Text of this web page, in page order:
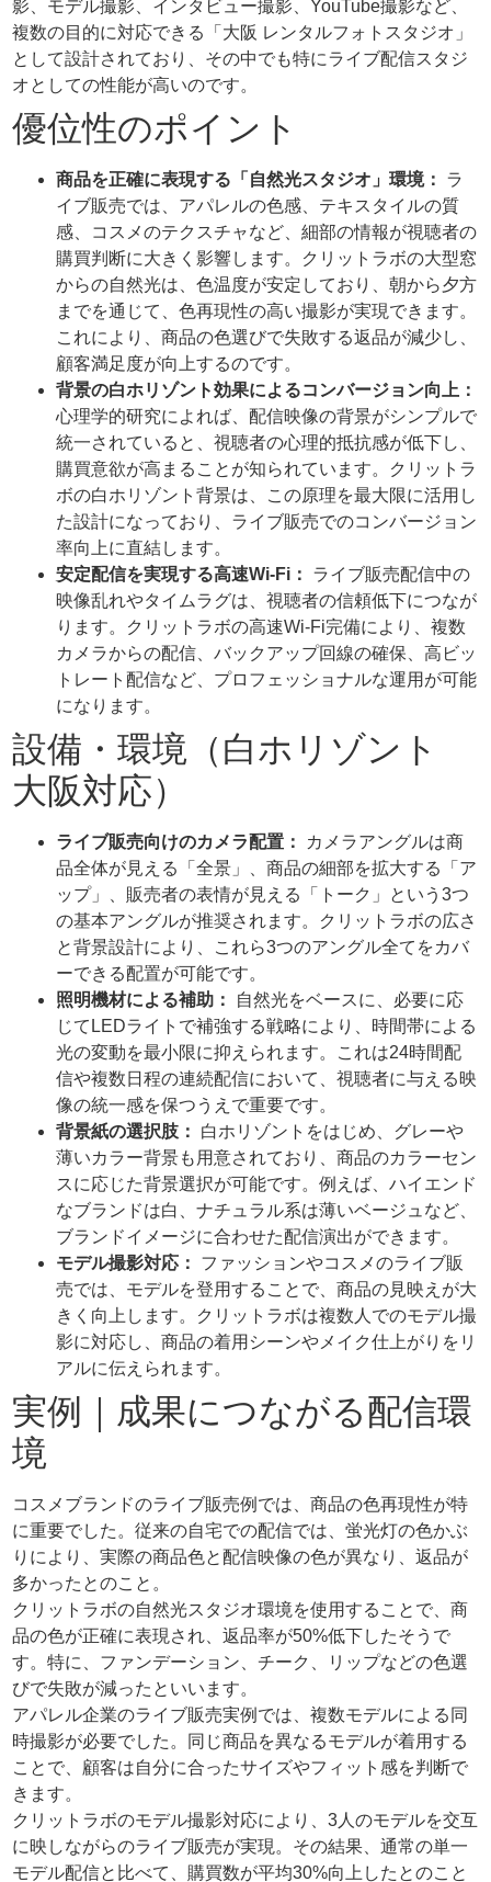
影、モデル撮影、インタビュー撮影、YouTube撮影など、
複数の目的に対応できる「大阪 レンタルフォトスタジオ」
として設計されており、その中でも特にライブ配信スタジ
オとしての性能が高いのです。
優位性のポイント
商品を正確に表現する「自然光スタジオ」環境：
ラ
イブ販売では、アパレルの色感、テキスタイルの質
感、コスメのテクスチャなど、細部の情報が視聴者の
購買判断に大きく影響します。クリットラボの大型窓
からの自然光は、色温度が安定しており、朝から夕方
までを通じて、色再現性の高い撮影が実現できます。
これにより、商品の色選びで失敗する返品が減少し、
顧客満足度が向上するのです。
背景の白ホリゾント効果によるコンバージョン向上：
心理学的研究によれば、配信映像の背景がシンプルで
統一されていると、視聴者の心理的抵抗感が低下し、
購買意欲が高まることが知られています。クリットラ
ボの白ホリゾント背景は、この原理を最大限に活用し
た設計になっており、ライブ販売でのコンバージョン
率向上に直結します。
安定配信を実現する高速Wi-Fi：
ライブ販売配信中の
映像乱れやタイムラグは、視聴者の信頼低下につなが
ります。クリットラボの高速Wi-Fi完備により、複数
カメラからの配信、バックアップ回線の確保、高ビッ
トレート配信など、プロフェッショナルな運用が可能
になります。
設備・環境（白ホリゾント
大阪対応）
ライブ販売向けのカメラ配置：
カメラアングルは商
品全体が見える「全景」、商品の細部を拡大する「ア
ップ」、販売者の表情が見える「トーク」という3つ
の基本アングルが推奨されます。クリットラボの広さ
と背景設計により、これら3つのアングル全てをカバ
ーできる配置が可能です。
照明機材による補助：
自然光をベースに、必要に応
じてLEDライトで補強する戦略により、時間帯による
光の変動を最小限に抑えられます。これは24時間配
信や複数日程の連続配信において、視聴者に与える映
像の統一感を保つうえで重要です。
背景紙の選択肢：
白ホリゾントをはじめ、グレーや
薄いカラー背景も用意されており、商品のカラーセン
スに応じた背景選択が可能です。例えば、ハイエンド
なブランドは白、ナチュラル系は薄いベージュなど、
ブランドイメージに合わせた配信演出ができます。
モデル撮影対応：
ファッションやコスメのライブ販
売では、モデルを登用することで、商品の見映えが大
きく向上します。クリットラボは複数人でのモデル撮
影に対応し、商品の着用シーンやメイク仕上がりをリ
アルに伝えられます。
実例｜成果につながる配信環
境
コスメブランドのライブ販売例では、商品の色再現性が特
に重要でした。従来の自宅での配信では、蛍光灯の色かぶ
りにより、実際の商品色と配信映像の色が異なり、返品が
多かったとのこと。
クリットラボの自然光スタジオ環境を使用することで、商
品の色が正確に表現され、返品率が50%低下したそうで
す。特に、ファンデーション、チーク、リップなどの色選
びで失敗が減ったといいます。
アパレル企業のライブ販売実例では、複数モデルによる同
時撮影が必要でした。同じ商品を異なるモデルが着用する
ことで、顧客は自分に合ったサイズやフィット感を判断で
きます。
クリットラボのモデル撮影対応により、3人のモデルを交互
に映しながらのライブ販売が実現。その結果、通常の単一
モデル配信と比べて、購買数が平均30%向上したとのこと